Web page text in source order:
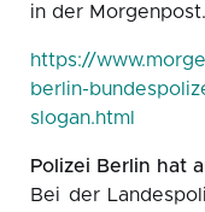
in der Morgenpost.
https://
berlin-
slogan.html
Polizei Berlin hat
Bei der